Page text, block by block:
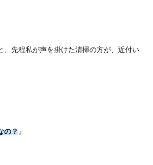
、先程私が声を掛けた清掃の方が、近付い
の？』